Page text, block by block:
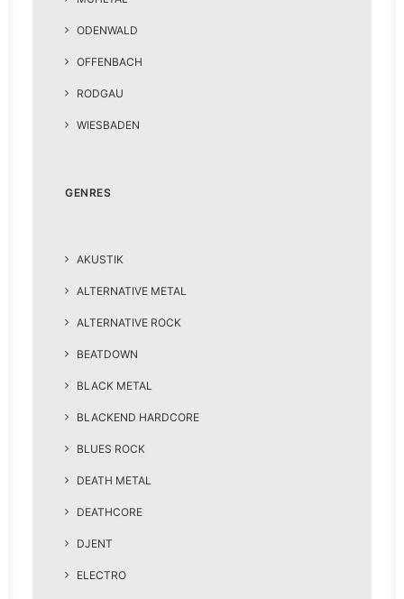
ODENWALD
OFFENBACH
RODGAU
WIESBADEN
GENRES
AKUSTIK
ALTERNATIVE METAL
ALTERNATIVE ROCK
BEATDOWN
BLACK METAL
BLACKEND HARDCORE
BLUES ROCK
DEATH METAL
DEATHCORE
DJENT
ELECTRO